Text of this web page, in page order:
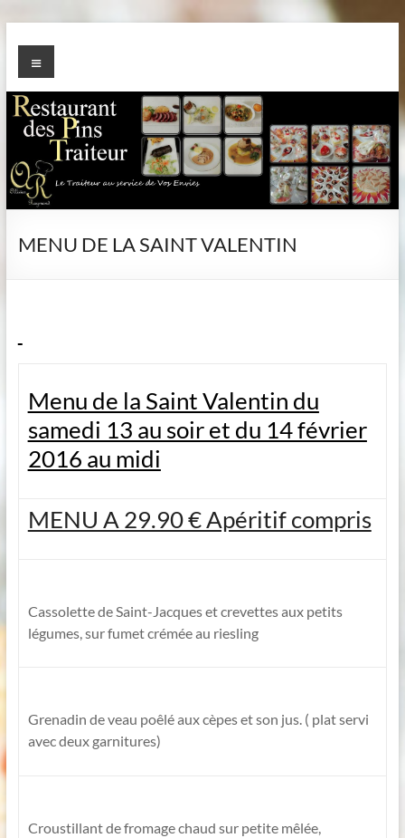
au
contenuTRAITEUR des PINS
Menu
MENU DE LA SAINT VALENTIN
Menu de la Saint Valentin du
samedi 13 au soir et du 14 février
2016 au midi
MENU A 29.90 € Apéritif compris
Cassolette de Saint-Jacques et crevettes aux petits
légumes, sur fumet crémée au riesling
Grenadin de veau poêlé aux cèpes et son jus. ( plat servi
avec deux garnitures)
Croustillant de fromage chaud sur petite mêlée,